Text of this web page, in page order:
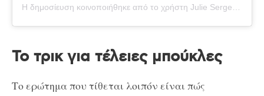
Το τρικ για τέλειες μπούκλες
Το ερώτημα που τίθεται λοιπόν είναι πώς